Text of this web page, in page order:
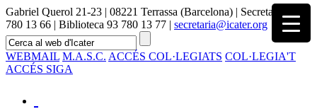
Gabriel Querol 21-23 | 08221 Terrassa (Barcelona) | Secretaria 93
780 13 66 | Biblioteca 93 780 13 77 | secretaria@icater.org
WEBMAIL M.A.S.C. ACCÉS COL·LEGIATS COL·LEGIA'T
ACCÉS SIGA